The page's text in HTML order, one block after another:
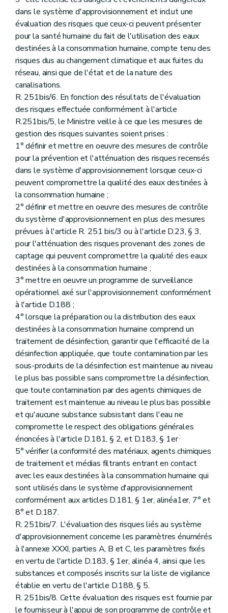
dans le système d'approvisionnement et inclut une
évaluation des risques que ceux-ci peuvent présenter
pour la santé humaine du fait de l'utilisation des eaux
destinées à la consommation humaine, compte tenu des
risques dus au changement climatique et aux fuites du
réseau, ainsi que de l'état et de la nature des
canalisations.
R. 251bis/6. En fonction des résultats de l'évaluation
des risques effectuée conformément à l'article
R.251bis/5, le Ministre veille à ce que les mesures de
gestion des risques suivantes soient prises :
1° définir et mettre en oeuvre des mesures de contrôle
pour la prévention et l'atténuation des risques recensés
dans le système d'approvisionnement lorsque ceux-ci
peuvent compromettre la qualité des eaux destinées à
la consommation humaine ;
2° définir et mettre en oeuvre des mesures de contrôle
du système d'approvisionnement en plus des mesures
prévues à l'article R. 251 bis/3 ou à l'article D.23, § 3,
pour l'atténuation des risques provenant des zones de
captage qui peuvent compromettre la qualité des eaux
destinées à la consommation humaine ;
3° mettre en oeuvre un programme de surveillance
opérationnel axé sur l'approvisionnement conformément
à l'article D.188 ;
4° lorsque la préparation ou la distribution des eaux
destinées à la consommation humaine comprend un
traitement de désinfection, garantir que l'efficacité de la
désinfection appliquée, que toute contamination par les
sous-produits de la désinfection est maintenue au niveau
le plus bas possible sans compromettre la désinfection,
que toute contamination par des agents chimiques de
traitement est maintenue au niveau le plus bas possible
et qu'aucune substance subsistant dans l'eau ne
compromette le respect des obligations générales
énoncées à l'article D.181, § 2, et D.183, § 1er;
5° vérifier la conformité des matériaux, agents chimiques
de traitement et médias filtrants entrant en contact
avec les eaux destinées à la consommation humaine qui
sont utilisés dans le système d'approvisionnement
conformément aux articles D.181, § 1er, alinéa1er, 7° et
8° et D.187.
R. 251bis/7. L'évaluation des risques liés au système
d'approvisionnement concerne les paramètres énumérés
à l'annexe XXXI, parties A, B et C, les paramètres fixés
en vertu de l'article D.183, § 1er, alinéa 4, ainsi que les
substances et composés inscrits sur la liste de vigilance
établie en vertu de l'article D.188, § 5.
R. 251bis/8. Cette évaluation des risques est fournie par
le fournisseur à l'appui de son programme de contrôle et